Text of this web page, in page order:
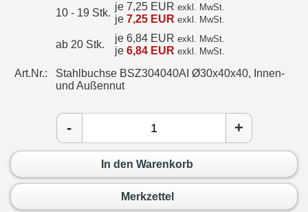
10 - 19 Stk.
je 7,25 EUR exkl. MwSt.
je 7,25 EUR exkl. MwSt.
ab 20 Stk.
je 6,84 EUR exkl. MwSt.
je 6,84 EUR exkl. MwSt.
Art.Nr.:
Stahlbuchse BSZ304040AI Ø30x40x40, Innen-
und Außennut
- +
In den Warenkorb
Merkzettel